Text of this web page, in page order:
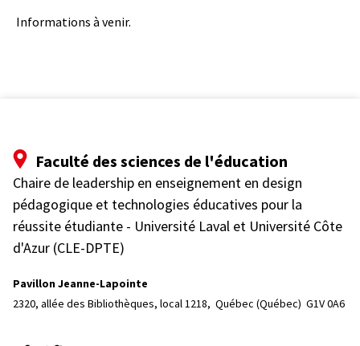
Informations à venir.
Faculté des sciences de l'éducation
Chaire de leadership en enseignement en design
pédagogique et technologies éducatives pour la
réussite étudiante - Université Laval et Université Côte
d'Azur (CLE-DPTE)
Pavillon Jeanne-Lapointe
2320, allée des Bibliothèques, local 1218, Québec (Québec)  G1V 0A6